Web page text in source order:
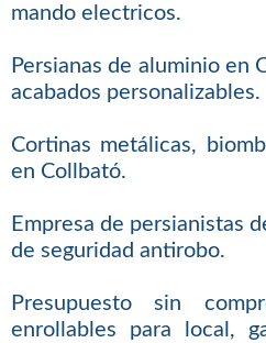
mando electricos.
Persianas de aluminio en
acabados personalizables.
Cortinas metálicas,
en Collbató.
Empresa de persianistas
de seguridad antirobo.
Presupuesto sin
enrollables para local,